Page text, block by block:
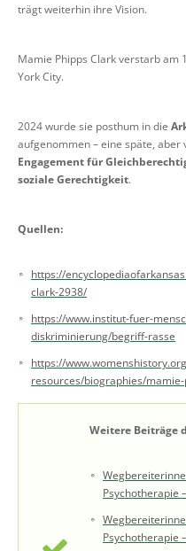
trägt weiterhin ihre Vision.
Mamie Phipps Clark verstarb am
York City.
2024 wurde sie posthum in die
aufgenommen – eine späte,
Engagement für
soziale Gerechtigkeit.
Quellen:
https://
clark-2938/
https://www.institut-fuer-
diskriminierung/begriff-rasse
https://
resources/biographies/
Weitere Beiträge
Psychotherapie
Psychotherapie